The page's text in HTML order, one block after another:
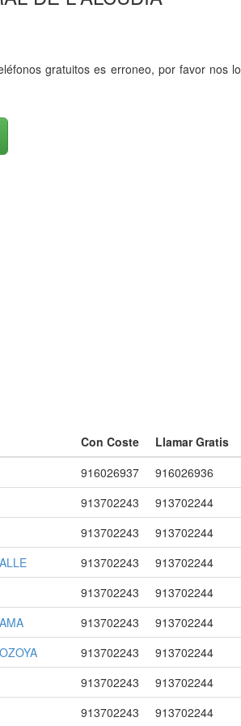
gratuitos es erroneo, por favor nos lo
Con Coste
Llamar Gratis
916026937
916026936
913702243
913702244
913702243
913702244
913702243
913702244
913702243
913702244
913702243
913702244
913702243
913702244
913702243
913702244
913702243 913702244